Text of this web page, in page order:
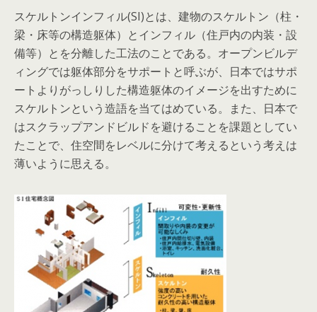
スケルトンインフィル(SI)とは、建物のスケルトン（柱・
梁・床等の構造躯体）とインフィル（住戸内の内装・設
備等）とを分離した工法のことである。オープンビルデ
ィングでは躯体部分をサポートと呼ぶが、日本ではサポ
ートよりがっしりした構造躯体のイメージを出すために
スケルトンという造語を当てはめている。また、日本で
はスクラップアンドビルドを避けることを課題としてい
たことで、住空間をレベルに分けて考えるという考えは
薄いように思える。